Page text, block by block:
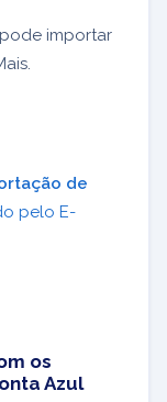
importar
de
pelo E-
os
Azul